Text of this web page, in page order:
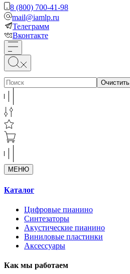
8 (800) 700-41-98
mail@iamlp.ru
Телеграмм
Вконтакте
Очистить
МЕНЮ
Каталог
Цифровые пианино
Синтезаторы
Акустические пианино
Виниловые пластинки
Аксессуары
Как мы работаем